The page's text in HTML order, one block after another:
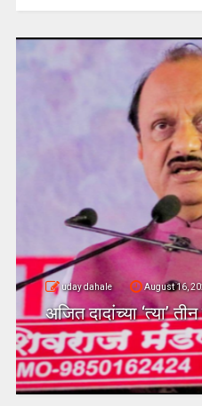
uday dahale August 16,
अजित दादांच्या ‘त्या’